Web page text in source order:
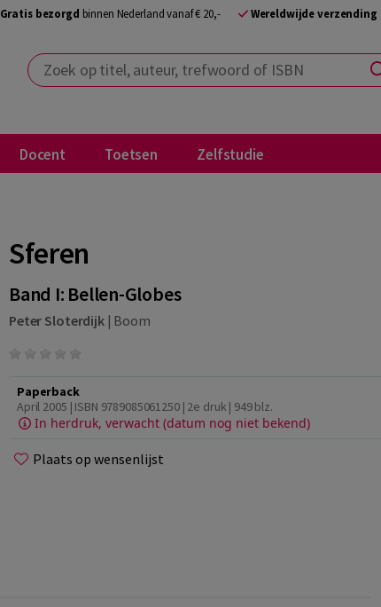
Gratis bezorgd binnen Nederland vanaf € 20,- Wereldwijde verzending
Zoek op titel, auteur, trefwoord of ISBN
Docent Toetsen Zelfstudie
Sferen
Band I: Bellen-Globes
Peter Sloterdijk| Boom
Paperback
April 2005 | ISBN 9789085061250 | 2e druk | 949 blz.
In herdruk, verwacht (datum nog niet bekend)
Plaats op wensenlijst